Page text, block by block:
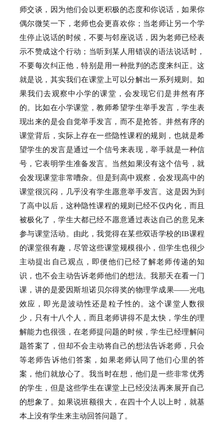
师交谈，因为他们会以更积极的态度和你说话，如果你
偶尔微笑一下，老师也会更喜欢你； 当老师让另一个学
生停止说话的时候，不要与邻座说话，因为老师已经表
示不赞成这个行动； 当听到某人用错误的语法说话时，
不要每次纠正他，特别是用一种批判的态度来纠正。 这
就是说，其实我们在课堂上可以分解出一系列规则。 如
果我们去观察中小学的课堂，会发现它们是井然有序
的。
比如在小学课堂，教师希望学生举手发言，学生表
现出来的是会自觉举手发言，而不是抢答。井然有序的
课堂背后，实际上存在一些隐性课程的规则，也就是希
望学生的发言是通过一个信号来表现，举手就是一种信
号，它表明学生准备发言。 当然如果没有这个信号，就
会发现课堂非常嘈杂。但是到高中观察，会发现高中的
课堂很沉闷，几乎没有学生愿意举手发言。这是因为到
了高中以后，这种隐性课程的规则已经不仅内化，而且
被极化了，学生大都已经不愿意通过表达自己的意见来
参与课堂活动。 由此，我觉得在某些双语学校的IB课程
的课堂很有趣，尽管这些课堂规模很小，但学生也很少
主动提出自己观点，即便他们已经了解老师传递的知
识，也不会主动告诉老师他们的想法。我那天在看一门
课，讲的是爱因斯坦诺贝尔得奖的物理学成果——光电
效应，即光是波动性还是粒子性的。这个课堂人数很
少，只有十八个人，而且老师讲得不是太快，学生的理
解能力也很强，在老师提问题的时候，学生已经理解问
题答案了，但却不会主动将自己的想法告诉老师，只会
等老师告诉他们答案，如果老师认同了他们心里的答
案，他们就放心了。 我当时在想，他们是一些非常优秀
的学生，但是这些学生在课堂上已经没法再来展开自己
的想象了。如果说班额很大，在四十个人以上时，就基
本上没有学生来主动回答问题了。